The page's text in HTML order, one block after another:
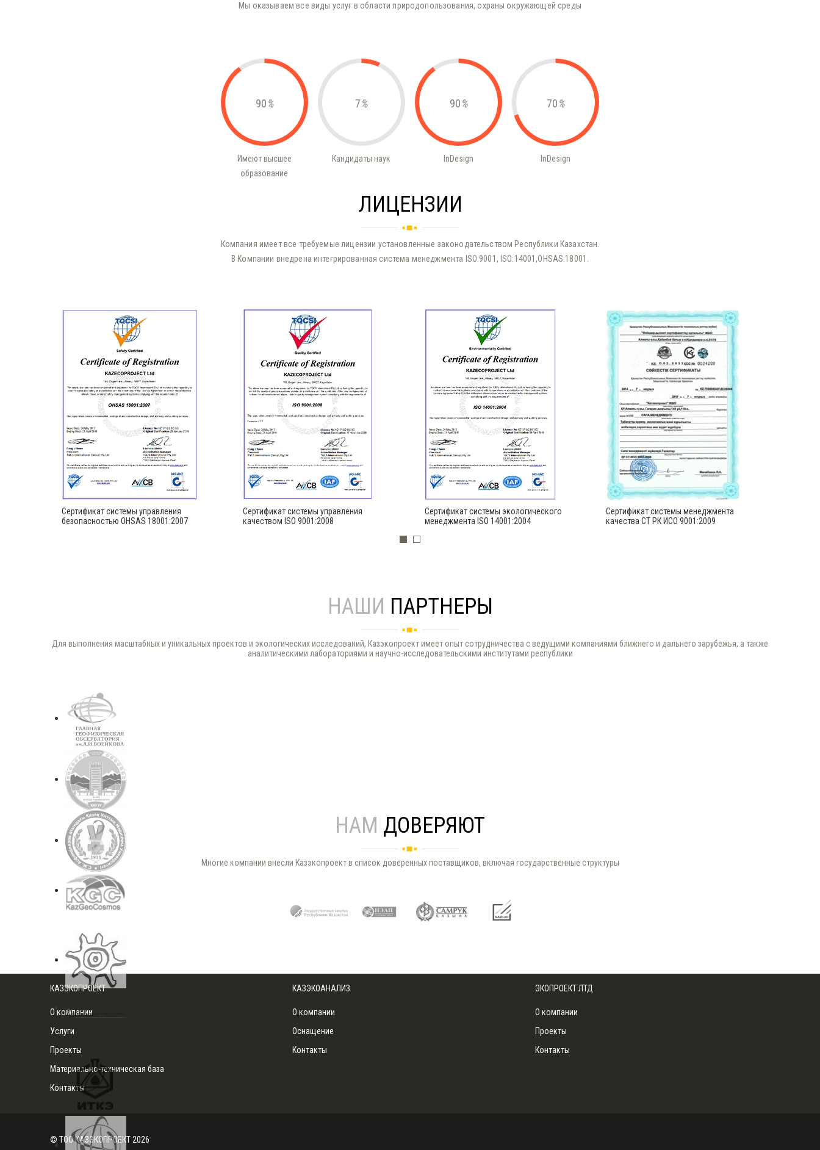
Мы оказываем все виды услуг в области природопользования, охраны окружающей среды
90%
Имеют высшее
образование
7%
Кандидаты наук
90%
InDesign
70%
InDesign
ЛИЦЕНЗИИ
Компания имеет все требуемые лицензии установленные законодательством Республики Казахстан.
В Компании внедрена интегрированная система менеджмента ISO:9001, ISO:14001,OHSAS:18001.
Сертификат системы управления
безопасностью OHSAS 18001:2007
Сертификат системы управления
качеством ISO 9001:2008
Сертификат системы экологического
менеджмента ISO 14001:2004
Сертификат системы менеджмента
качества СТ РК ИСО 9001:2009
НАШИ ПАРТНЕРЫ
Для выполнения масштабных и уникальных проектов и экологических исследований, Казэкопроект имеет опыт сотрудничества с ведущими компаниями ближнего и дальнего зарубежья, а также
аналитическими лабораториями и научно-исследовательскими институтами республики
НАМ ДОВЕРЯЮТ
Многие компании внесли Казэкопроект в список доверенных поставщиков, включая государственные структуры
КАЗЭКОПРОЕКТ
О компании
Услуги
Проекты
Материально-техническая база
Контакты
КАЗЭКОАНАЛИЗ
О компании
Оснащение
Контакты
ЭКОПРОЕКТЛТД
О компании
Проекты
Контакты
© ТОО КАЗЭКОПРОЕКТ 2026